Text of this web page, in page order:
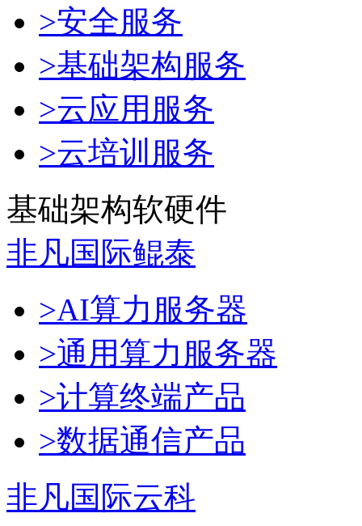
>安全服务
>基础架构服务
>云应用服务
>云培训服务
基础架构软硬件
非凡国际鲲泰
>AI算力服务器
>通用算力服务器
>计算终端产品
>数据通信产品
非凡国际云科